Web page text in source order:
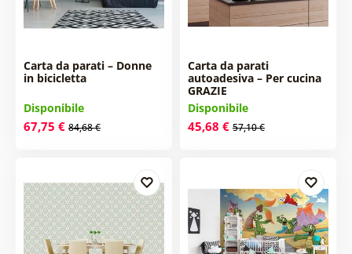
Carta da parati – Donne
in bicicletta
Disponibile
67,75 € 84,68 €
Carta da parati
autoadesiva – Per cucina
GRAZIE
Disponibile
45,68 € 57,10 €